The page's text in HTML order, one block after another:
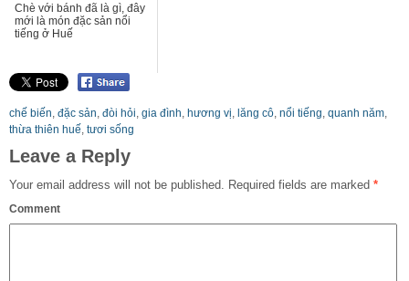
Chè với bánh đã là gì, đây
mới là món đặc sản nổi
tiếng ở Huế
chế biến, đặc sản, đòi hỏi, gia đình, hương vị, lăng cô, nổi tiếng, quanh năm,
thừa thiên huế, tươi sống
Leave a Reply
Your email address will not be published. Required fields are marked *
Comment